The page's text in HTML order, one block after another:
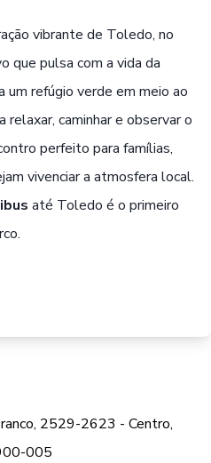
vibrante de Toledo, no
que pulsa com a vida da
um refúgio verde em meio ao
relaxar, caminhar e observar o
perfeito para famílias,
vivenciar a atmosfera local.
até Toledo é o primeiro
2529-2623 - Centro,
005